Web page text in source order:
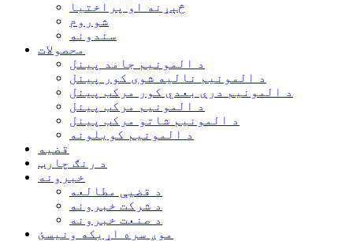
څېړنه او پراختیا
شوروم
سندونه
محصولات
د المونیم جامد پینل
د المونیم نالیه شوی کور پینل
د المونیم درې بعدي کور مرکب پینل
د المونیم مرکب پینل
د المونیم شاتو مرکب پینل
د المونیم کویلونه
قضیه
د رنګ چارټ
خبرونه
د قضیې مطالعه
د شرکت خبرونه
د صنعت خبرونه
موږ سره اړیکه ونیسئ